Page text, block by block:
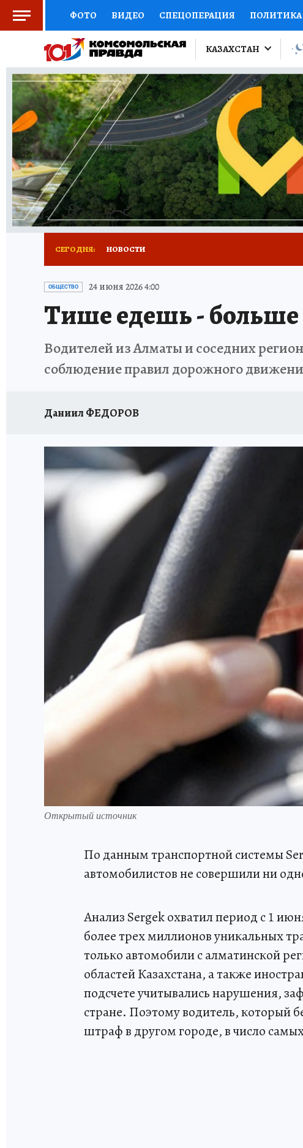
ФОТО ВИДЕО СПЕЦОПЕРАЦИЯ ПОЛИТИКА
КИТАЙСКИЙ ВЗГЛЯД НАУКА КИТАЙСКИЙ
ДОКТОР ОТКРЫВАЕМ МИР СЕМЬЯ
СЕРИАЛЫ СПЕЦПРОЕКТЫ ДЕФИЦИТ ЖЕЛЕЗА
КОНКУРСЫ ГИД ПОТРЕБИТЕЛЯ ВСЕ О КП
КАЗАХСТАН
СЕГОДНЯ: НОВОСТИ
ОБЩЕСТВО 24 июня 2026 4:00
Тише едешь -­ больше
Водителей из Алматы и соседних
соблюдение правил дорожного
Даниил ФЕДОРОВ
Открытый источник
По данным транспортной системы
автомобилистов не совершили ни
Анализ Sergek охватил период с 1
более трех миллионов уникальных
только автомобили с алматинской
областей Казахстана, а также
подсчете учитывались нарушения,
стране. Поэтому водитель, который
штраф в другом городе, в число